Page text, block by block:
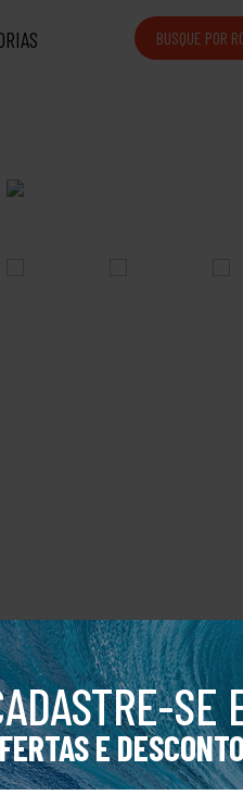
SE
E
saciar um desejo dos nossos
dessa época. Sem deixar de
duplas, traseira e lingueta
o skate, mas que também pode
tênis Hocks possui diversos